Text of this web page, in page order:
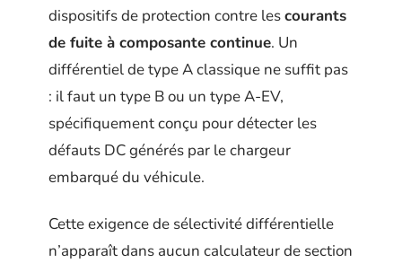
dispositifs de protection contre lescourants
de fuite à composante continue. Un
différentiel de type A classique ne suffit pas
: il faut un type B ou un type A-EV,
spécifiquement conçu pour détecter les
défauts DC générés par le chargeur
embarqué du véhicule.
Cette exigence de sélectivité différentielle
n’apparaît dans aucun calculateur de section